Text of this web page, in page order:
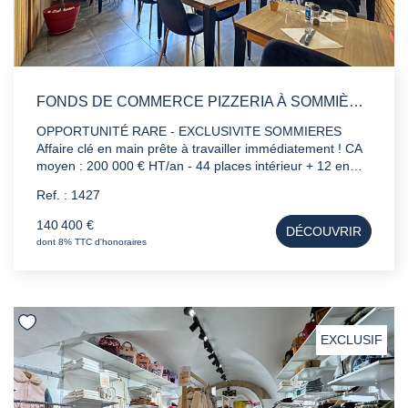
FONDS DE COMMERCE PIZZERIA À SOMMIÈRES 100 M2
OPPORTUNITÉ RARE - EXCLUSIVITE SOMMIERES
Affaire clé en main prête à travailler immédiatement ! CA
moyen : 200 000 € HT/an - 44 places intérieur + 12 en
d'un collège GROS POTENTIEL : - Développer le
snacking le midi - Arrivée de Uber Eats ce mois-ci = boost
des livraisons et du CA Prix : 140 400 € (honoraires
Ref. : 1427
140 400 €
dont 8% TTC d'honoraires
DÉCOUVRIR
EXCLUSIF